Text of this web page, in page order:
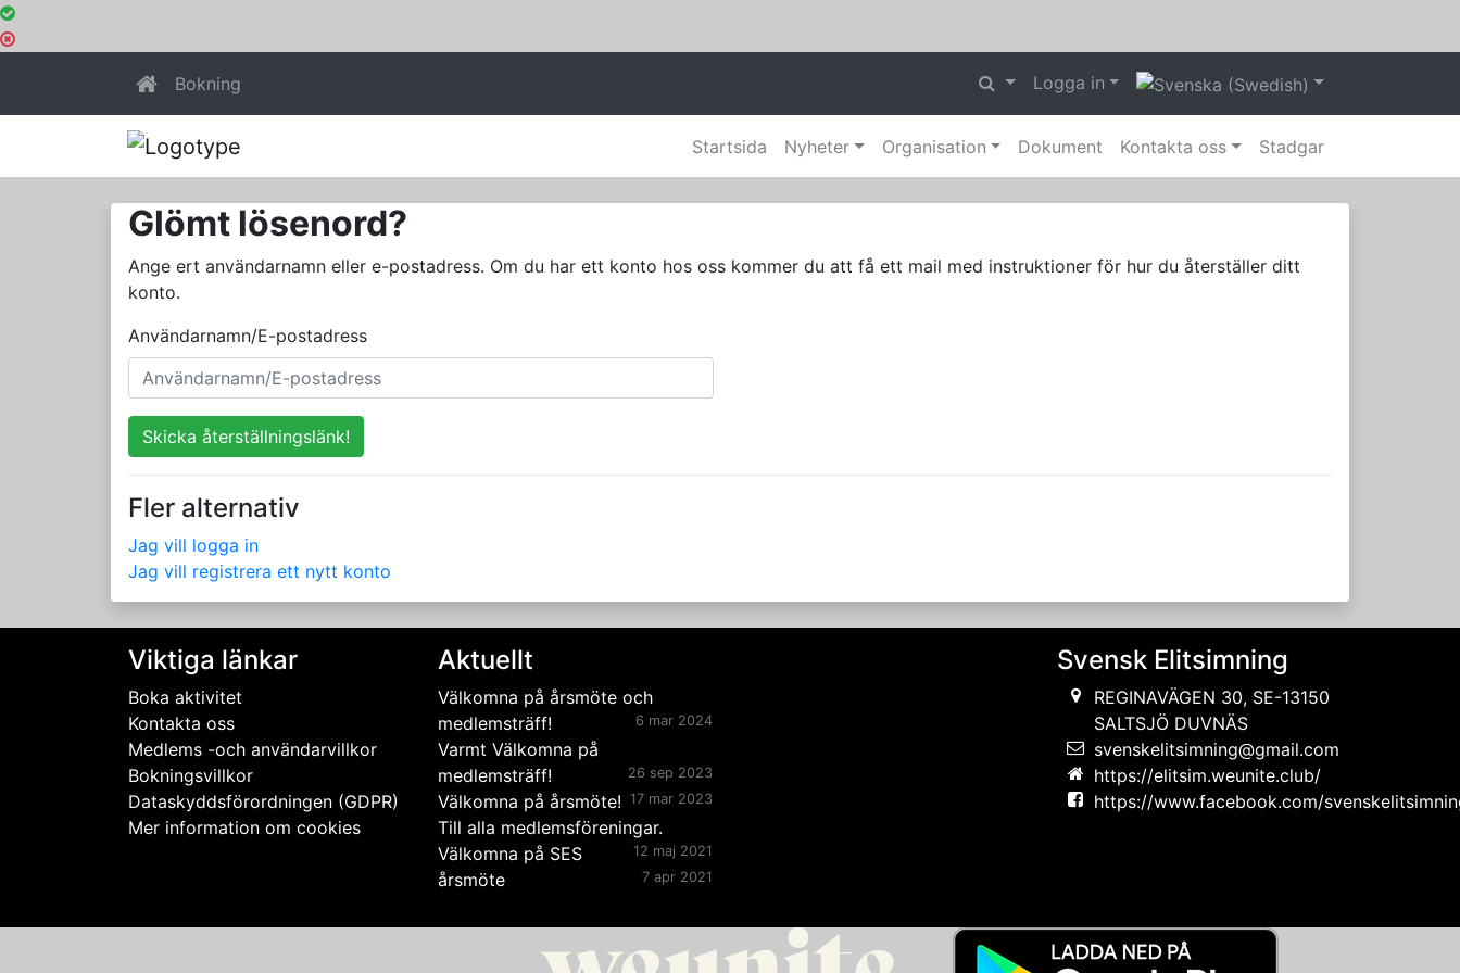
Bokning Logga in
Startsida Nyheter Organisation Dokument Kontakta oss Stadgar
Glömt lösenord?
Ange ert användarnamn eller e-postadress. Om du har ett konto hos oss kommer du att få ett mail med instruktioner för hur du återställer ditt
konto.
Användarnamn/E-postadress
Skicka återställningslänk!
Fler alternativ
Jag vill logga in
Jag vill registrera ett nytt konto
Viktiga länkar
Boka aktivitet
Kontakta oss
Medlems -och användarvillkor
Bokningsvillkor
Dataskyddsförordningen (GDPR)
Mer information om cookies
Aktuellt
Välkomna på årsmöte och
medlemsträff!
6 mar 2024
Varmt Välkomna på
medlemsträff!
26 sep 2023
Välkomna på årsmöte! 17 mar 2023
Till alla medlemsföreningar.
12 maj 2021
Välkomna på SES
årsmöte
7 apr 2021
Svensk Elitsimning
REGINAVÄGEN 30, SE-13150
SALTSJÖ DUVNÄS
svenskelitsimning@gmail.com
https://elitsim.weunite.club/
https://www.facebook.com/